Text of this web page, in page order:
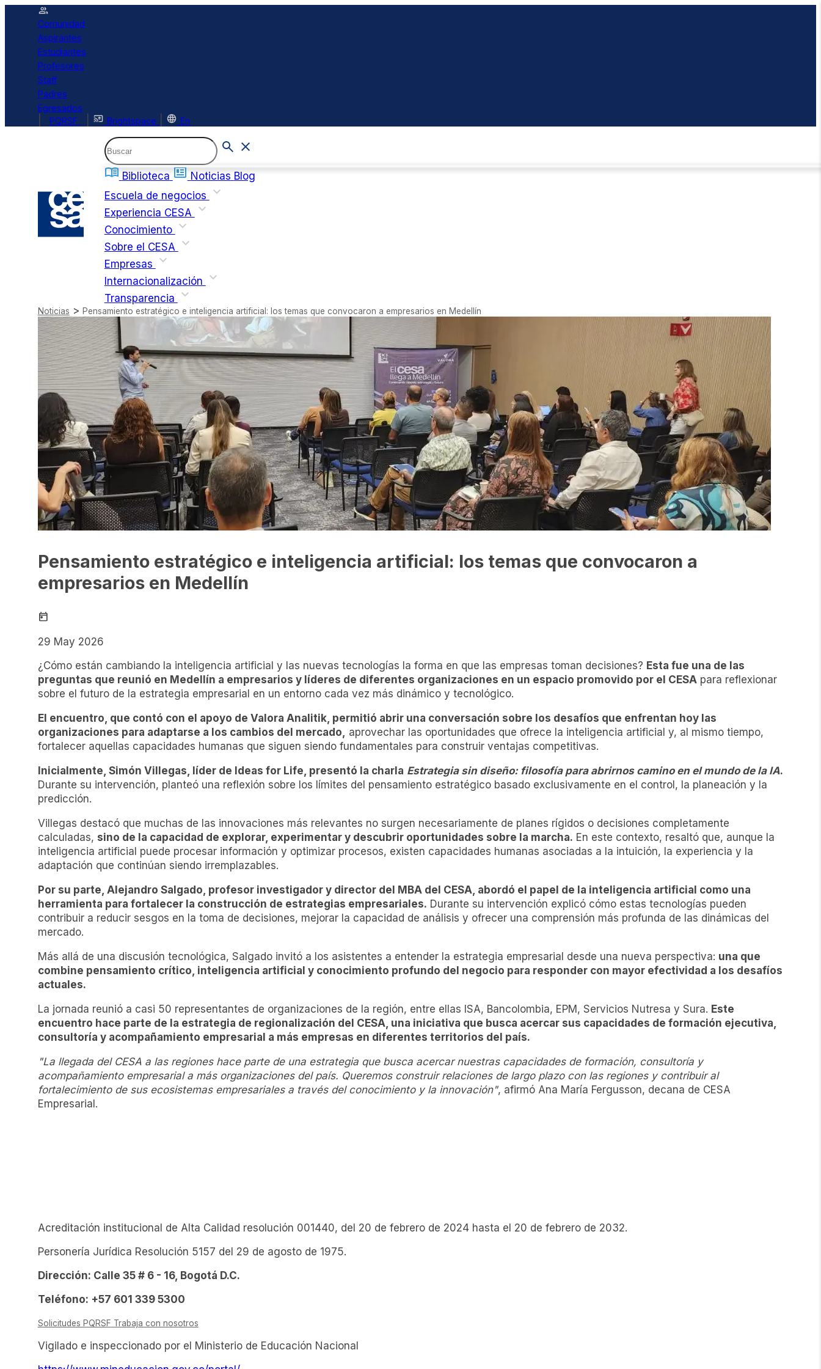
Comunidad
Aspirantes
Estudiantes
Profesores
Staff
Padres
Egresados
PQRSF Brightspace En
Biblioteca Noticias Blog
Escuela de negocios
Experiencia CESA
Conocimiento
Sobre el CESA
Empresas
Internacionalización
Transparencia
Noticias > Pensamiento estratégico e inteligencia artificial: los temas que convocaron a empresarios en Medellín
Pensamiento estratégico e inteligencia artificial: los temas que convocaron a
empresarios en Medellín
today
29 May 2026
¿Cómo están cambiando la inteligencia artificial y las nuevas tecnologías la forma en que las empresas toman decisiones? Esta fue una de las
preguntas que reunió en Medellín a empresarios y líderes de diferentes organizaciones en un espacio promovido por el CESApara reflexionar
sobre el futuro de la estrategia empresarial en un entorno cada vez más dinámico y tecnológico.
El encuentro, que contó con el apoyo de Valora Analitik, permitió abrir una conversación sobre los desafíos que enfrentan hoy las
organizaciones para adaptarse a los cambios del mercado, aprovechar las oportunidades que ofrece la inteligencia artificial y, al mismo tiempo,
fortalecer aquellas capacidades humanas que siguen siendo fundamentales para construir ventajas competitivas.
Inicialmente, Simón Villegas, líder de Ideas for Life, presentó la charla Estrategia sin diseño: filosofía para abrirnos camino en el mundo de la IA.
Durante su intervención, planteó una reflexión sobre los límites del pensamiento estratégico basado exclusivamente en el control, la planeación y la
predicción.
Villegas destacó que muchas de las innovaciones más relevantes no surgen necesariamente de planes rígidos o decisiones completamente
calculadas, sino de la capacidad de explorar, experimentar y descubrir oportunidades sobre la marcha. En este contexto, resaltó que, aunque la
inteligencia artificial puede procesar información y optimizar procesos, existen capacidades humanas asociadas a la intuición, la experiencia y la
adaptación que continúan siendo irremplazables.
Por su parte, Alejandro Salgado, profesor investigador y director del MBA del CESA, abordó el papel de la inteligencia artificial como una
herramienta para fortalecer la construcción de estrategias empresariales. Durante su intervención explicó cómo estas tecnologías pueden
contribuir a reducir sesgos en la toma de decisiones, mejorar la capacidad de análisis y ofrecer una comprensión más profunda de las dinámicas del
mercado.
Más allá de una discusión tecnológica, Salgado invitó a los asistentes a entender la estrategia empresarial desde una nueva perspectiva: una que
combine pensamiento crítico, inteligencia artificial y conocimiento profundo del negocio para responder con mayor efectividad a los desafíos
actuales.
La jornada reunió a casi 50 representantes de organizaciones de la región, entre ellas ISA, Bancolombia, EPM, Servicios Nutresa y Sura. Este
encuentro hace parte de la estrategia de regionalización del CESA, una iniciativa que busca acercar sus capacidades de formación ejecutiva,
consultoría y acompañamiento empresarial a más empresas en diferentes territorios del país.
"La llegada del CESA a las regiones hace parte de una estrategia que busca acercar nuestras capacidades de formación, consultoría y
acompañamiento empresarial a más organizaciones del país. Queremos construir relaciones de largo plazo con las regiones y contribuir al
fortalecimiento de sus ecosistemas empresariales a través del conocimiento y la innovación", afirmó Ana María Fergusson, decana de CESA
Empresarial.
Acreditación institucional de Alta Calidad resolución 001440, del 20 de febrero de 2024 hasta el 20 de febrero de 2032.
Personería Jurídica Resolución 5157 del 29 de agosto de 1975.
Dirección: Calle 35 # 6 - 16, Bogotá D.C.
Teléfono: +57 601 339 5300
Solicitudes PQRSF Trabaja con nosotros
Vigilado e inspeccionado por el Ministerio de Educación Nacional